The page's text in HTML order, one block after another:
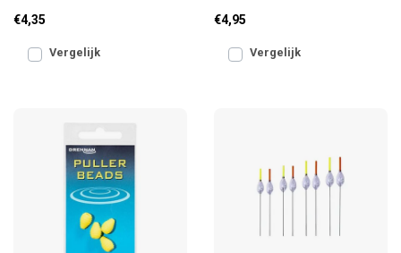
feeders of onderlijnen een
€4,35
Vergelijk
tussen elastiek en lijn bij het
vissen met
€4,95
Vergelijk